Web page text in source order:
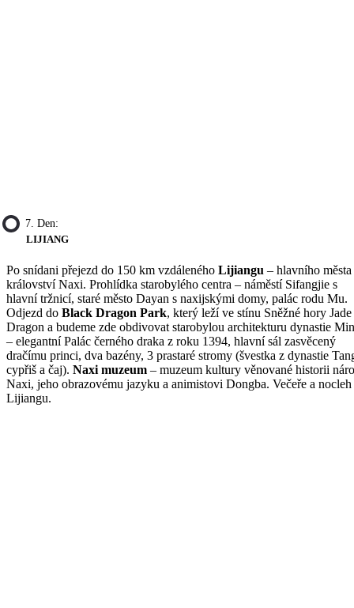
7. Den:
LIJIANG
Po snídani přejezd do 150 km vzdáleného Lijiangu – hlavního města
království Naxi. Prohlídka starobylého centra – náměstí Sifangjie s
hlavní tržnicí, staré město Dayan s naxijskými domy, palác rodu Mu.
Odjezd do Black Dragon Park, který leží ve stínu Sněžné hory Jade
Dragon a budeme zde obdivovat starobylou architekturu dynastie
– elegantní Palác černého draka z roku 1394, hlavní sál zasvěcený
dračímu princi, dva bazény, 3 prastaré stromy (švestka z dynastie
cypřiš a čaj). Naxi muzeum – muzeum kultury věnované historii
Naxi, jeho obrazovému jazyku a animistovi Dongba. Večeře a
Lijiangu.